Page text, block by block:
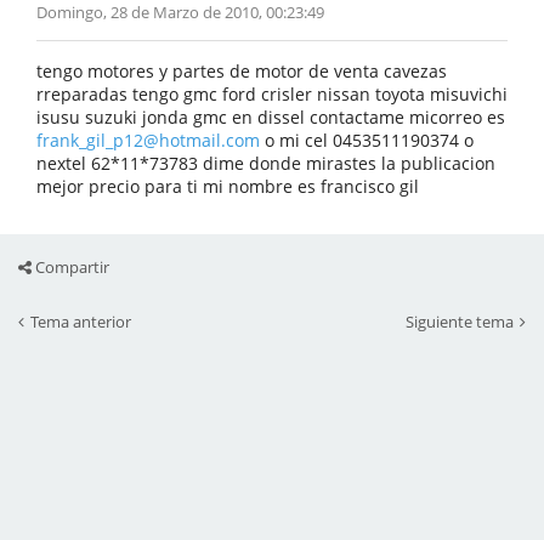
Domingo, 28 de Marzo de 2010, 00:23:49
tengo motores y partes de motor de venta cavezas
rreparadas tengo gmc ford crisler nissan toyota misuvichi
isusu suzuki jonda gmc en dissel contactame micorreo es
frank_gil_p12@hotmail.com o mi cel 0453511190374 o
nextel 62*11*73783 dime donde mirastes la publicacion
mejor precio para ti mi nombre es francisco gil
Compartir
Tema anterior Siguiente tema